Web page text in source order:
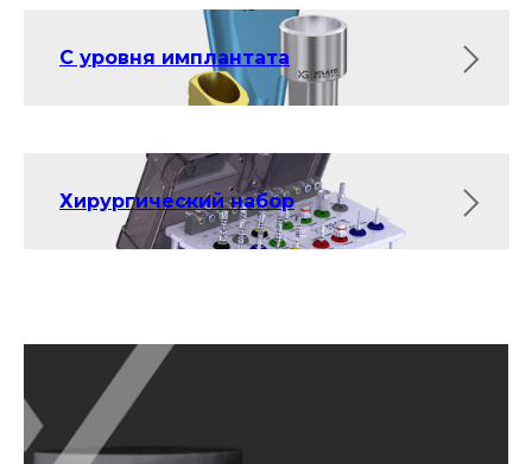
С уровня имплантата
Хирургический набор